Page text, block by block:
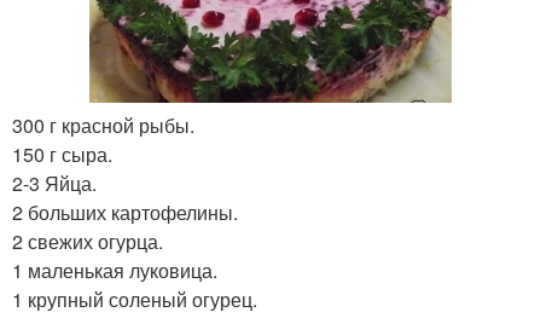
300 г красной рыбы.
150 г сыра.
2-3 Яйца.
2 больших картофелины.
2 свежих огурца.
1 маленькая луковица.
1 крупный соленый огурец.